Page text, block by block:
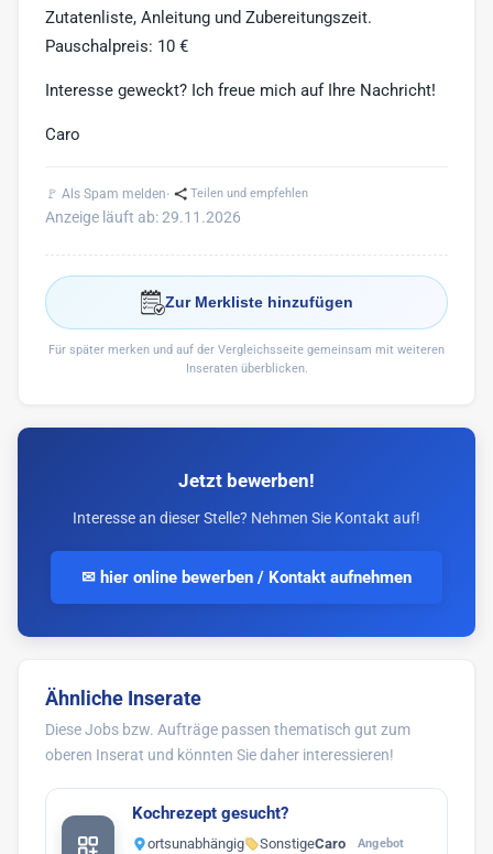
Zutatenliste, Anleitung und Zubereitungszeit.
Pauschalpreis: 10 €
Interesse geweckt? Ich freue mich auf Ihre Nachricht!
Caro
🚩 Als Spam melden· Teilen und empfehlen
Anzeige läuft ab: 29.11.2026
Zur Merkliste hinzufügen
Für später merken und auf der Vergleichsseite gemeinsam mit weiteren
Inseraten überblicken.
Jetzt bewerben!
Interesse an dieser Stelle? Nehmen Sie Kontakt auf!
✉ hier online bewerben / Kontakt aufnehmen
Ähnliche Inserate
Diese Jobs bzw. Aufträge passen thematisch gut zum
oberen Inserat und könnten Sie daher interessieren!
Kochrezept gesucht?
ortsunabhängig SonstigeCaro Angebot